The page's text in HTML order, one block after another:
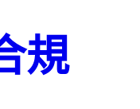
規